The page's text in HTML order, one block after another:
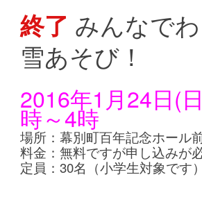
content
終了 みんなでわ
雪あそび！
2016年1月24日(
時～4時
場所：幕別町百年記念ホール
料金：無料ですが申し込みが
定員：30名（小学生対象です）